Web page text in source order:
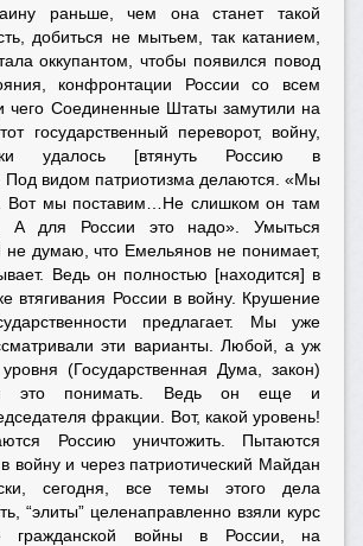
раньше, чем она станет такой
добиться не мытьем, так катанием,
оккупантом, чтобы появился повод
конфронтации России со всем
чего Соединенные Штаты замутили на
государственный переворот, войну,
удалось [втянуть Россию в
Под видом патриотизма делаются. «Мы
Вот мы поставим…Не слишком он там
А для России это надо». Умыться
думаю, что Емельянов не понимает,
Ведь он полностью [находится] в
втягивания России в войну. Крушение
предлагает. Мы уже
эти варианты. Любой, а уж
уровня (Государственная Дума, закон)
это понимать. Ведь он еще и
фракции. Вот, какой уровень!
Россию уничтожить. Пытаются
войну и через патриотический Майдан
сегодня, все темы этого дела
“элиты” целенаправленно взяли курс
гражданской войны в России, на